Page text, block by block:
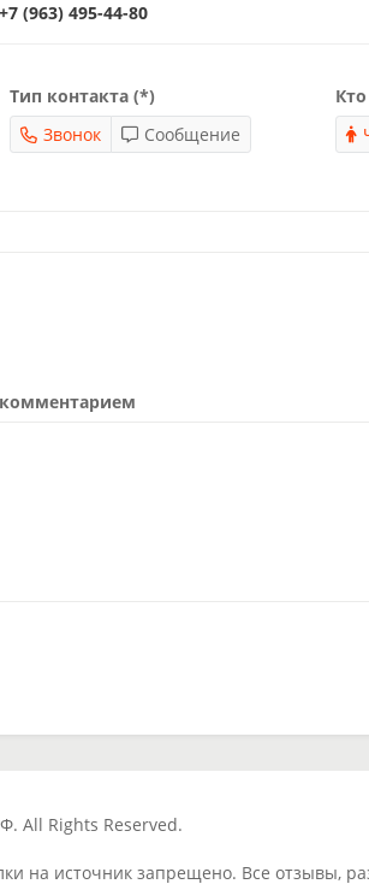
(963) 495-44-80
Тип контакта (*)
Звонок
Сообщение
All Rights Reserved.
на источник запрещено. Все отзывы,